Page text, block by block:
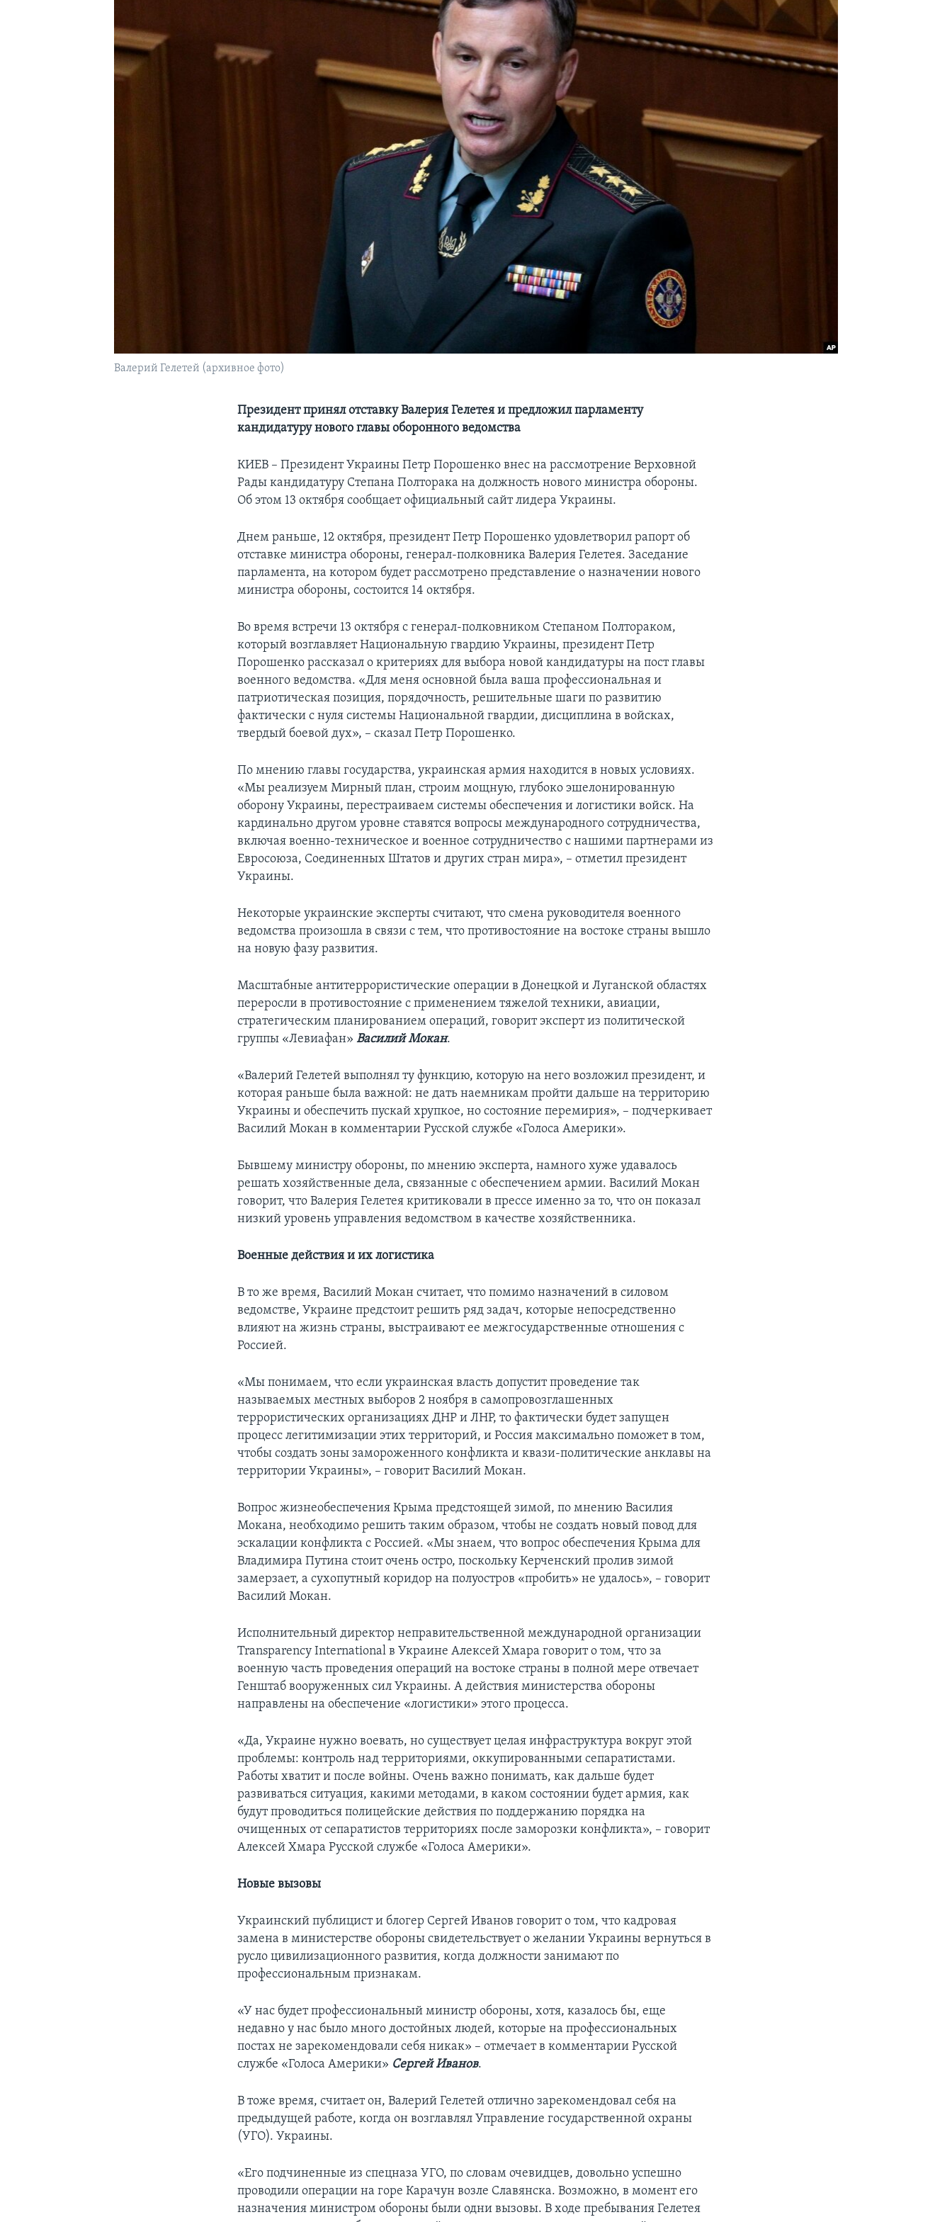
Валерий Гелетей (архивное фото)
Президент принял отставку Валерия Гелетея и предложил парламенту
кандидатуру нового главы оборонного ведомства
КИЕВ – Президент Украины Петр Порошенко внес на рассмотрение Верховной
Рады кандидатуру Степана Полторака на должность нового министра обороны.
Об этом 13 октября сообщает официальный сайт лидера Украины.
Днем раньше, 12 октября, президент Петр Порошенко удовлетворил рапорт об
отставке министра обороны, генерал-полковника Валерия Гелетея. Заседание
парламента, на котором будет рассмотрено представление о назначении нового
министра обороны, состоится 14 октября.
Во время встречи 13 октября с генерал-полковником Степаном Полтораком,
который возглавляет Национальную гвардию Украины, президент Петр
Порошенко рассказал о критериях для выбора новой кандидатуры на пост главы
военного ведомства. «Для меня основной была ваша профессиональная и
патриотическая позиция, порядочность, решительные шаги по развитию
фактически с нуля системы Национальной гвардии, дисциплина в войсках,
твердый боевой дух», – сказал Петр Порошенко.
По мнению главы государства, украинская армия находится в новых условиях.
«Мы реализуем Мирный план, строим мощную, глубоко эшелонированную
оборону Украины, перестраиваем системы обеспечения и логистики войск. На
кардинально другом уровне ставятся вопросы международного сотрудничества,
включая военно-техническое и военное сотрудничество с нашими партнерами из
Евросоюза, Соединенных Штатов и других стран мира», – отметил президент
Украины.
Некоторые украинские эксперты считают, что смена руководителя военного
ведомства произошла в связи с тем, что противостояние на востоке страны вышло
на новую фазу развития.
Масштабные антитеррористические операции в Донецкой и Луганской областях
переросли в противостояние с применением тяжелой техники, авиации,
стратегическим планированием операций, говорит эксперт из политической
группы «Левиафан»Василий Мокан.
«Валерий Гелетей выполнял ту функцию, которую на него возложил президент, и
которая раньше была важной: не дать наемникам пройти дальше на территорию
Украины и обеспечить пускай хрупкое, но состояние перемирия», – подчеркивает
Василий Мокан в комментарии Русской службе «Голоса Америки».
Бывшему министру обороны, по мнению эксперта, намного хуже удавалось
решать хозяйственные дела, связанные с обеспечением армии. Василий Мокан
говорит, что Валерия Гелетея критиковали в прессе именно за то, что он показал
низкий уровень управления ведомством в качестве хозяйственника.
Военные действия и их логистика
В то же время, Василий Мокан считает, что помимо назначений в силовом
ведомстве, Украине предстоит решить ряд задач, которые непосредственно
влияют на жизнь страны, выстраивают ее межгосударственные отношения с
Россией.
«Мы понимаем, что если украинская власть допустит проведение так
называемых местных выборов 2 ноября в самопровозглашенных
террористических организациях ДНР и ЛНР, то фактически будет запущен
процесс легитимизации этих территорий, и Россия максимально поможет в том,
чтобы создать зоны замороженного конфликта и квази-политические анклавы на
территории Украины», – говорит Василий Мокан.
Вопрос жизнеобеспечения Крыма предстоящей зимой, по мнению Василия
Мокана, необходимо решить таким образом, чтобы не создать новый повод для
эскалации конфликта с Россией. «Мы знаем, что вопрос обеспечения Крыма для
Владимира Путина стоит очень остро, поскольку Керченский пролив зимой
замерзает, а сухопутный коридор на полуостров «пробить» не удалось», – говорит
Василий Мокан.
Исполнительный директор неправительственной международной организации
Transparency International в Украине Алексей Хмара говорит о том, что за
военную часть проведения операций на востоке страны в полной мере отвечает
Генштаб вооруженных сил Украины. А действия министерства обороны
направлены на обеспечение «логистики» этого процесса.
«Да, Украине нужно воевать, но существует целая инфраструктура вокруг этой
проблемы: контроль над территориями, оккупированными сепаратистами.
Работы хватит и после войны. Очень важно понимать, как дальше будет
развиваться ситуация, какими методами, в каком состоянии будет армия, как
будут проводиться полицейские действия по поддержанию порядка на
очищенных от сепаратистов территориях после заморозки конфликта», – говорит
Алексей Хмара Русской службе «Голоса Америки».
Новые вызовы
Украинский публицист и блогер Сергей Иванов говорит о том, что кадровая
замена в министерстве обороны свидетельствует о желании Украины вернуться в
русло цивилизационного развития, когда должности занимают по
профессиональным признакам.
«У нас будет профессиональный министр обороны, хотя, казалось бы, еще
недавно у нас было много достойных людей, которые на профессиональных
постах не зарекомендовали себя никак» – отмечает в комментарии Русской
службе «Голоса Америки» Сергей Иванов.
В тоже время, считает он, Валерий Гелетей отлично зарекомендовал себя на
предыдущей работе, когда он возглавлял Управление государственной охраны
(УГО). Украины.
«Его подчиненные из спецназа УГО, по словам очевидцев, довольно успешно
проводили операции на горе Карачун возле Славянска. Возможно, в момент его
назначения министром обороны были одни вызовы. В ходе пребывания Гелетея